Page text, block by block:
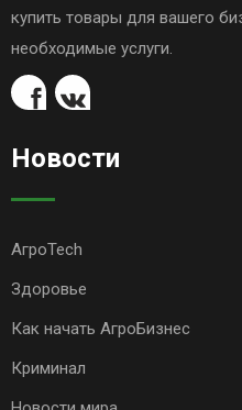
купить товары для вашего
необходимые услуги.
Новости
АгроTech
Здоровье
Как начать АгроБизнес
Криминал